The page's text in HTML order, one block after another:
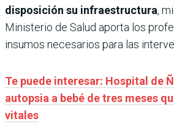
disposición su infraestructura,
Ministerio de Salud aporta los
insumos necesarios para las
Te puede interesar: Hospital de
autopsia a bebé de tres meses
vitales